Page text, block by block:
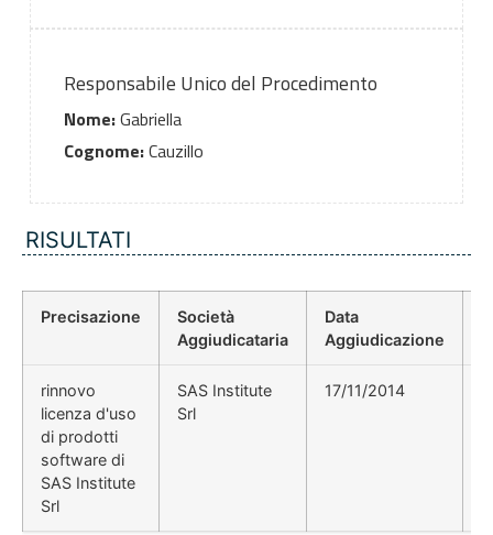
Responsabile Unico del Procedimento
Nome:Gabriella
Cognome:Cauzillo
RISULTATI
Precisazione
Società
Aggiudicataria
Data
Aggiudicazione
rinnovo
licenza d'uso
di prodotti
software di
SAS Institute
Srl
SAS Institute
Srl
17/11/2014